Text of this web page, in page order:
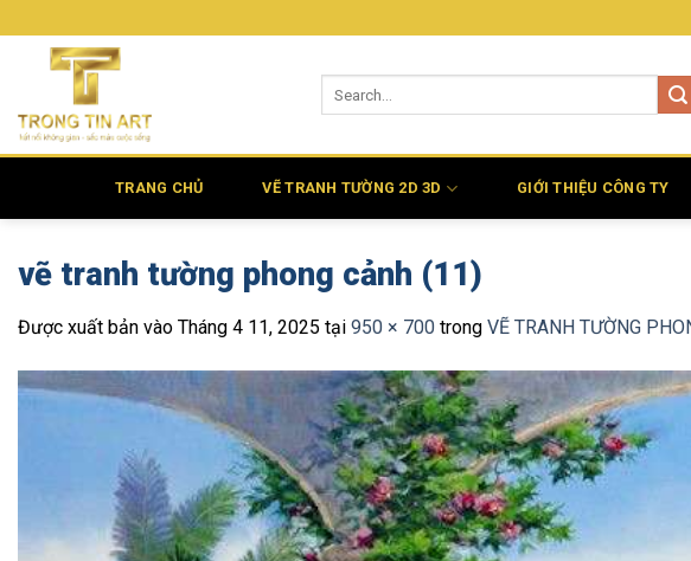
qua
TRANG CHỦ VẼ TRANH TƯỜNG 2D 3D GIỚI THIỆU CÔNG TY
vẽ tranh tường phong cảnh (11)
Được xuất bản vào Tháng 4 11, 2025 tại 950 × 700 trong VẼ TRANH TƯỜNG